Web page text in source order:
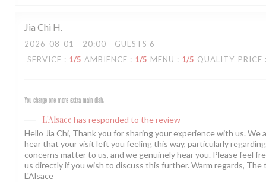
Jia Chi H
2026-08-01 - 20:00 - GUESTS 6
SERVICE : 1/5 AMBIENCE : 1/5 MENU : 1/5 QUALITY_PRICE
You charge one more extra main dish.
L'Alsace has responded to the review
Hello Jia Chi, Thank you for sharing your experience with us. We
hear that your visit left you feeling this way, particularly
concerns matter to us, and we genuinely hear you. Please feel
us directly if you wish to discuss this further. Warm regards, The
L'Alsace